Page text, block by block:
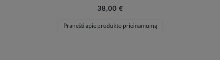
38,00 €
Pranešti apie produkto prieinamumą